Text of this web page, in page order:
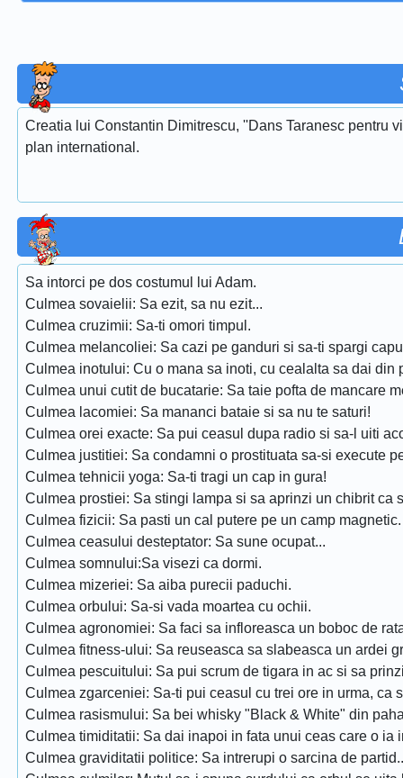
Creatia lui Constantin Dimitrescu, ''Dans Taranesc pentru
plan international.
Sa intorci pe dos costumul lui Adam.
Culmea sovaielii: Sa ezit, sa nu ezit...
Culmea cruzimii: Sa-ti omori timpul.
Culmea melancoliei: Sa cazi pe ganduri si sa-ti spargi
Culmea inotului: Cu o mana sa inoti, cu cealalta sa dai din
Culmea unui cutit de bucatarie: Sa taie pofta de mancare
Culmea lacomiei: Sa mananci bataie si sa nu te saturi!
Culmea orei exacte: Sa pui ceasul dupa radio si sa-l uiti
Culmea justitiei: Sa condamni o prostituata sa-si execute
Culmea tehnicii yoga: Sa-ti tragi un cap in gura!
Culmea prostiei: Sa stingi lampa si sa aprinzi un chibrit ca
Culmea fizicii: Sa pasti un cal putere pe un camp magnetic.
Culmea ceasului desteptator: Sa sune ocupat...
Culmea somnului:Sa visezi ca dormi.
Culmea mizeriei: Sa aiba purecii paduchi.
Culmea orbului: Sa-si vada moartea cu ochii.
Culmea agronomiei: Sa faci sa infloreasca un boboc de
Culmea fitness-ului: Sa reuseasca sa slabeasca un ardei
Culmea pescuitului: Sa pui scrum de tigara in ac si sa
Culmea zgarceniei: Sa-ti pui ceasul cu trei ore in urma, ca
Culmea rasismului: Sa bei whisky "Black & White" din
Culmea timiditatii: Sa dai inapoi in fata unui ceas care o ia
Culmea graviditatii politice: Sa intrerupi o sarcina de